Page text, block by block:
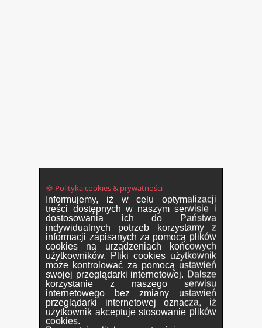
🍪 Polityka cookies & prywatności
Informujemy, iż w celu optymalizacji
treści dostępnych w naszym serwisie i
dostosowania ich do Państwa
indywidualnych potrzeb korzystamy z
informacji zapisanych za pomocą plików
cookies na urządzeniach końcowych
użytkowników. Pliki cookies użytkownik
może kontrolować za pomocą ustawień
swojej przeglądarki internetowej. Dalsze
korzystanie z naszego serwisu
internetowego bez zmiany ustawień
przeglądarki internetowej oznacza, iż
użytkownik akceptuje stosowanie plików
cookies.